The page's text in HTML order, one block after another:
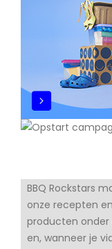
BBQ Rockstars
onze recepten
producten onder
en, wanneer je